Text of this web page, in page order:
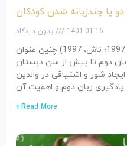
دو یا چندزبانه شدن کودکان
1401-01-16 بدون دیدگاه
پژوهش‌های دهۀ 1990 (نظیر لاچ، 1997؛ ناش، 1997) چنین عنوان
دوم تا پیش از سن دبستان
شور و اشتیاقی در والدین
یادگیری زبان دوم و اهمیت آن
Read More »